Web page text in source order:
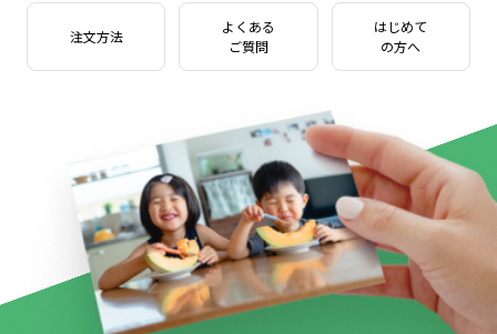
注文方法
よくある
ご質問
はじめて
の方へ